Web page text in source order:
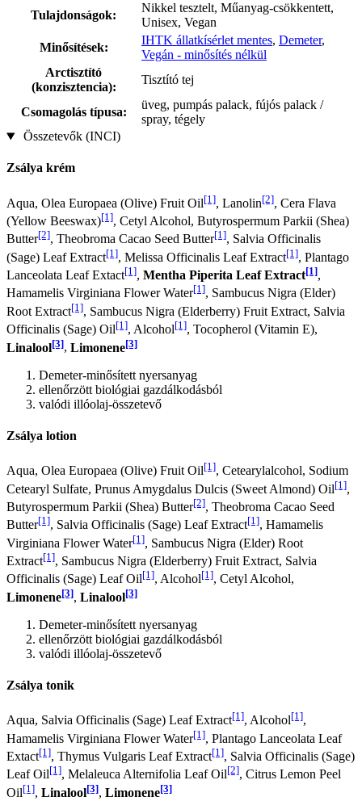
Tulajdonságok:
Nikkel tesztelt, Műanyag-csökkentett,
Unisex, Vegan
Minősítések:
IHTK állatkísérlet mentes, Demeter,
Vegán - minősítés nélkül
Arctisztító
(konzisztencia):
Tisztító tej
Csomagolás típusa:
üveg, pumpás palack, fújós palack /
spray, tégely
Összetevők (INCI)
Zsálya krém
Aqua, Olea Europaea (Olive) Fruit Oil[1], Lanolin[2], Cera Flava
(Yellow Beeswax)[1], Cetyl Alcohol, Butyrospermum Parkii (Shea)
Butter[2], Theobroma Cacao Seed Butter[1], Salvia Officinalis
(Sage) Leaf Extract[1], Melissa Officinalis Leaf Extract[1], Plantago
Lanceolata Leaf Extact[1], Mentha Piperita Leaf Extract[1],
Hamamelis Virginiana Flower Water[1], Sambucus Nigra (Elder)
Root Extract[1], Sambucus Nigra (Elderberry) Fruit Extract, Salvia
Officinalis (Sage) Oil[1], Alcohol[1], Tocopherol (Vitamin E),
Linalool[3], Limonene[3]
Demeter-minősített nyersanyag
ellenőrzött biológiai gazdálkodásból
valódi illóolaj-összetevő
Zsálya lotion
Aqua, Olea Europaea (Olive) Fruit Oil[1], Cetearylalcohol, Sodium
Cetearyl Sulfate, Prunus Amygdalus Dulcis (Sweet Almond) Oil[1],
Butyrospermum Parkii (Shea) Butter[2], Theobroma Cacao Seed
Butter[1], Salvia Officinalis (Sage) Leaf Extract[1], Hamamelis
Virginiana Flower Water[1], Sambucus Nigra (Elder) Root
Extract[1], Sambucus Nigra (Elderberry) Fruit Extract, Salvia
Officinalis (Sage) Leaf Oil[1], Alcohol[1], Cetyl Alcohol,
Limonene[3], Linalool[3]
Demeter-minősített nyersanyag
ellenőrzött biológiai gazdálkodásból
valódi illóolaj-összetevő
Zsálya tonik
Aqua, Salvia Officinalis (Sage) Leaf Extract[1], Alcohol[1],
Hamamelis Virginiana Flower Water[1], Plantago Lanceolata Leaf
Extact[1], Thymus Vulgaris Leaf Extract[1], Salvia Officinalis (Sage)
Leaf Oil[1], Melaleuca Alternifolia Leaf Oil[2], Citrus Lemon Peel
Oil[1], Linalool[3], Limonene[3]